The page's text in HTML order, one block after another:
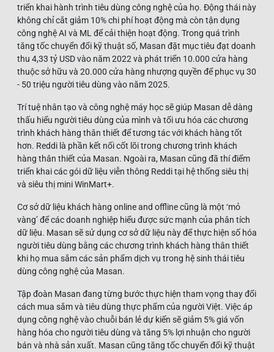
triển khai hành trình tiêu dùng công nghệ của họ. Động thái này
không chỉ cắt giảm 10% chi phí hoạt động mà còn tận dụng
công nghệ AI và ML để cải thiện hoạt động. Trong quá trình
tăng tốc chuyển đổi kỹ thuật số, Masan đặt mục tiêu đạt doanh
thu 4,33 tỷ USD vào năm 2022 và phát triển 10.000 cửa hàng
thuộc sở hữu và 20.000 cửa hàng nhượng quyền để phục vụ 30
- 50 triệu người tiêu dùng vào năm 2025.
Trí tuệ nhân tạo và công nghệ máy học sẽ giúp Masan dễ dàng
thấu hiểu người tiêu dùng của mình và tối ưu hóa các chương
trình khách hàng thân thiết để tương tác với khách hàng tốt
hơn. Reddi là phần kết nối cốt lõi trong chương trình khách
hàng thân thiết của Masan. Ngoài ra, Masan cũng đã thí điểm
triển khai các gói dữ liệu viễn thông Reddi tại hệ thống siêu thị
và siêu thị mini WinMart+.
Cơ sở dữ liệu khách hàng online and offline cũng là một ‘mỏ
vàng’ để các doanh nghiệp hiểu được sức mạnh của phân tích
dữ liệu. Masan sẽ sử dụng cơ sở dữ liệu này để thực hiện số hóa
người tiêu dùng bằng các chương trình khách hàng thân thiết
khi họ mua sắm các sản phẩm dịch vụ trong hệ sinh thái tiêu
dùng công nghệ của Masan.
Tập đoàn Masan đang từng bước thực hiện tham vọng thay đổi
cách mua sắm và tiêu dùng thực phẩm của người Việt. Việc áp
dụng công nghệ vào chuỗi bán lẻ dự kiến sẽ giảm 5% giá vốn
hàng hóa cho người tiêu dùng và tăng 5% lợi nhuận cho người
bán và nhà sản xuất. Masan cũng tăng tốc chuyển đổi kỹ thuật